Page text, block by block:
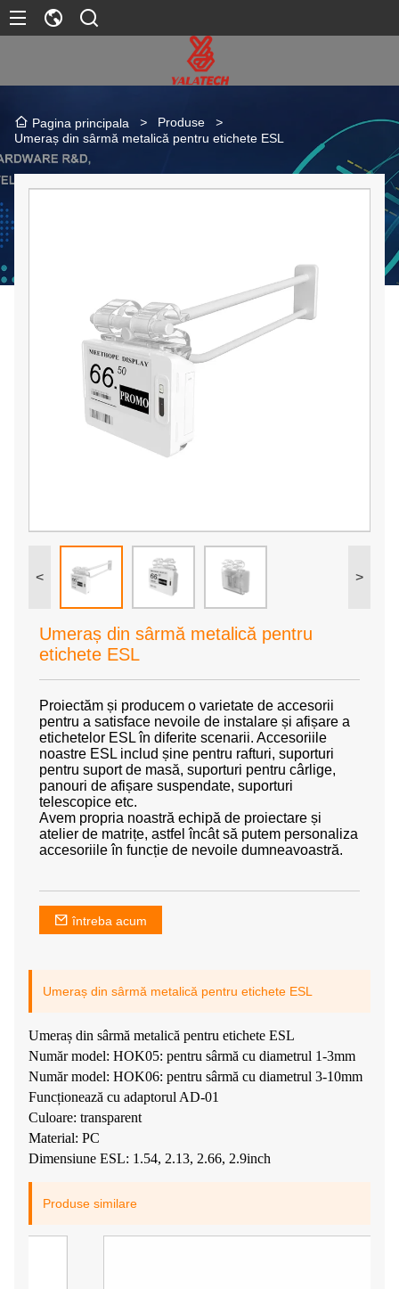
Pagina principala > Produse
>
Umeraș din sârmă metalică pentru etichete ESL
< >
Umeraș din sârmă metalică pentru
etichete ESL
Proiectăm și producem o varietate de accesorii
pentru a satisface nevoile de instalare și afișare a
etichetelor ESL în diferite scenarii. Accesoriile
noastre ESL includ șine pentru rafturi, suporturi
pentru suport de masă, suporturi pentru cârlige,
panouri de afișare suspendate, suporturi
telescopice etc.
Avem propria noastră echipă de proiectare și
atelier de matrițe, astfel încât să putem personaliza
accesoriile în funcție de nevoile dumneavoastră.
întreba acum
Umeraș din sârmă metalică pentru etichete ESL
Umeraș din sârmă metalică pentru etichete ESL
Număr model: HOK05: pentru sârmă cu diametrul 1-3mm
Număr model: HOK06: pentru sârmă cu diametrul 3-10mm
Funcționează cu adaptorul AD-01
Culoare: transparent
Material: PC
Dimensiune ESL: 1.54, 2.13, 2.66, 2.9inch
Produse similare